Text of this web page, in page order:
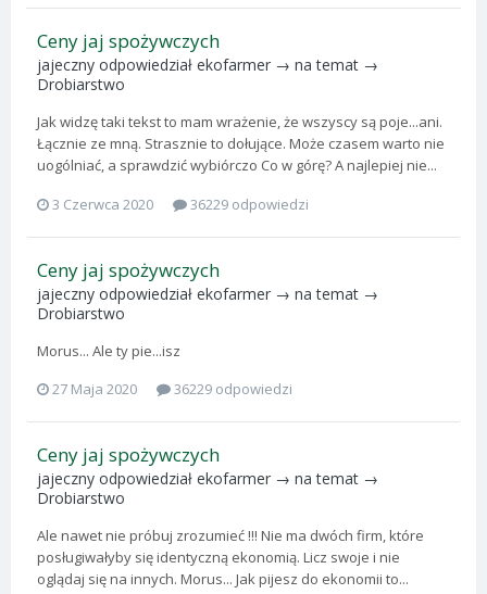
Ceny jaj spożywczych
jajeczny odpowiedział ekofarmer → na temat →
Drobiarstwo
Jak widzę taki tekst to mam wrażenie, że wszyscy są poje...ani.
Łącznie ze mną. Strasznie to dołujące. Może czasem warto nie
uogólniać, a sprawdzić wybiórczo Co w górę? A najlepiej nie...
3 Czerwca 2020
36229 odpowiedzi
Ceny jaj spożywczych
jajeczny odpowiedział ekofarmer → na temat →
Drobiarstwo
Morus... Ale ty pie...isz
27 Maja 2020
36229 odpowiedzi
Ceny jaj spożywczych
jajeczny odpowiedział ekofarmer → na temat →
Drobiarstwo
Ale nawet nie próbuj zrozumieć !!! Nie ma dwóch firm, które
posługiwałyby się identyczną ekonomią. Licz swoje i nie
oglądaj się na innych. Morus... Jak pijesz do ekonomii to...